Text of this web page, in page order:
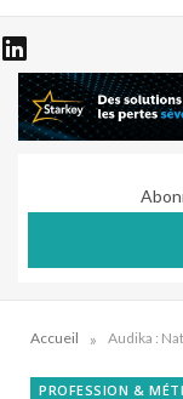
Accueil » Audika :
PROFESSION &